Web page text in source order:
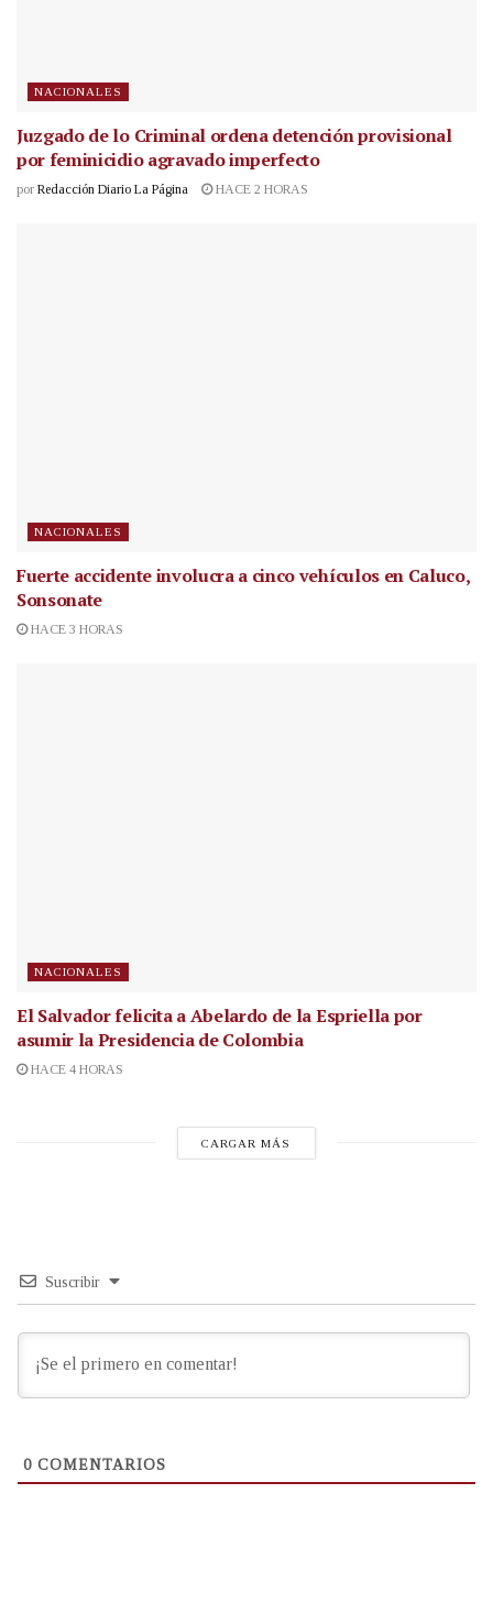
NACIONALES
Juzgado de lo Criminal ordena detención provisional
por feminicidio agravado imperfecto
por Redacción Diario La Página HACE 2 HORAS
NACIONALES
Fuerte accidente involucra a cinco vehículos en Caluco,
Sonsonate
HACE 3 HORAS
NACIONALES
El Salvador felicita a Abelardo de la Espriella por
asumir la Presidencia de Colombia
HACE 4 HORAS
CARGAR MÁS
Suscribir
0 COMENTARIOS